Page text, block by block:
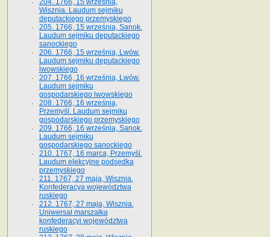
204. 1766, 15 września,
Wisznia. Laudum sejmiku
deputackiego przemyskiego
205. 1766, 15 września, Sanok.
Laudum sejmiku deputackiego
sanockiego
206. 1766, 15 września, Lwów.
Laudum sejmiku deputackiego
lwowskiego
207. 1766, 16 września, Lwów.
Laudum sejmiku
gospodarskiego lwowskiego
208. 1766, 16 września,
Przemyśl. Laudum sejmiku
gospodarskiego przemyskiego
209. 1766, 16 września, Sanok.
Laudum sejmiku
gospodarskiego sanockiego
210. 1767, 16 marca, Przemyśl.
Laudum elekcyjne podsędka
przemyskiego
211. 1767, 27 maja, Wisznia.
Konfederacya województwa
ruskiego
212. 1767, 27 maja, Wisznia.
Uniwersał marszałka
konfederacyi województwa
ruskiego